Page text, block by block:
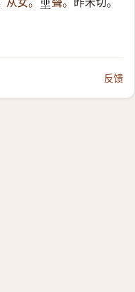
𡋲
反馈